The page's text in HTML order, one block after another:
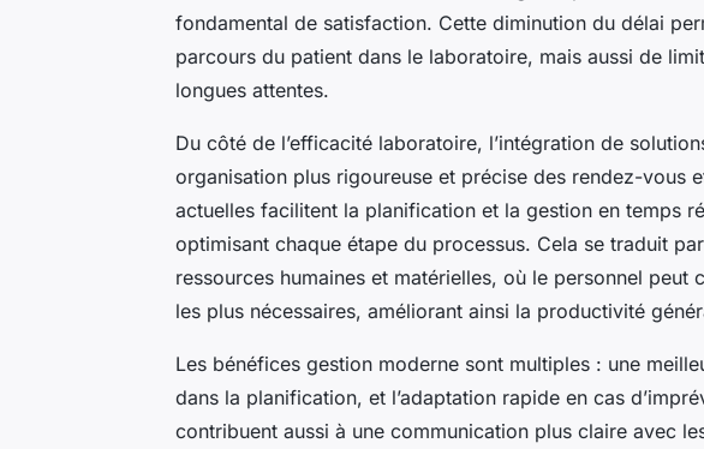
fondamental de satisfaction. Cette diminution du délai
parcours du patient dans le laboratoire, mais aussi de
longues attentes.
Du côté de l’efficacité laboratoire, l’intégration de
organisation plus rigoureuse et précise des rendez-vous
actuelles facilitent la planification et la gestion en temps
optimisant chaque étape du processus. Cela se traduit
ressources humaines et matérielles, où le personnel
les plus nécessaires, améliorant ainsi la productivité
Les bénéfices gestion moderne sont multiples : une
dans la planification, et l’adaptation rapide en cas
contribuent aussi à une communication plus claire avec